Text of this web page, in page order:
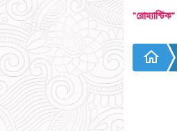
"রোম্যান্টিক"